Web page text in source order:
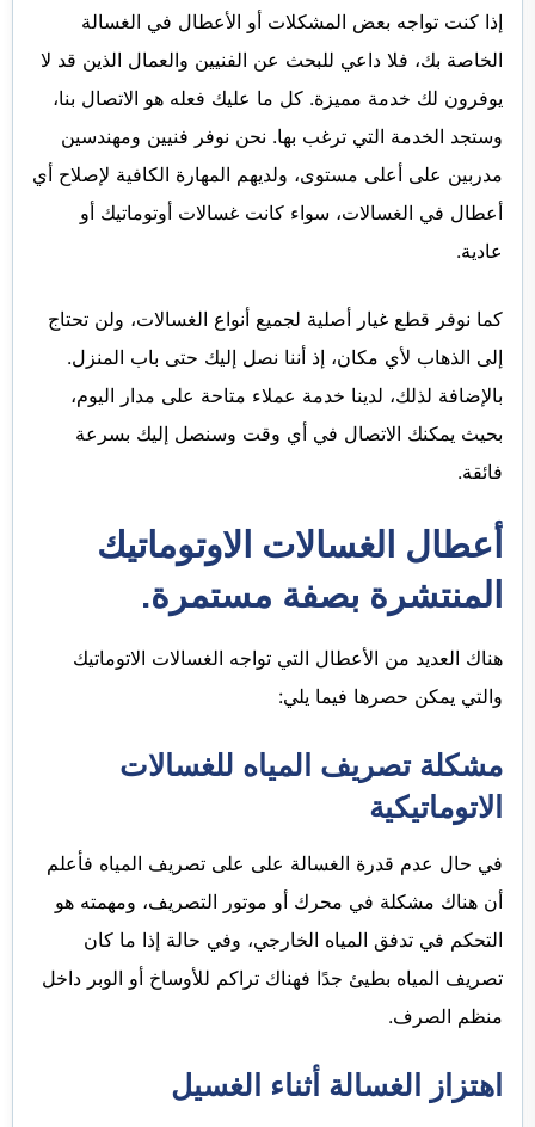
إذا كنت تواجه بعض المشكلات أو الأعطال في الغسالة
الخاصة بك، فلا داعي للبحث عن الفنيين والعمال الذين قد لا
يوفرون لك خدمة مميزة. كل ما عليك فعله هو الاتصال بنا،
وستجد الخدمة التي ترغب بها. نحن نوفر فنيين ومهندسين
مدربين على أعلى مستوى، ولديهم المهارة الكافية لإصلاح أي
أعطال في الغسالات، سواء كانت غسالات أوتوماتيك أو
عادية.
كما نوفر قطع غيار أصلية لجميع أنواع الغسالات، ولن تحتاج
إلى الذهاب لأي مكان، إذ أننا نصل إليك حتى باب المنزل.
بالإضافة لذلك، لدينا خدمة عملاء متاحة على مدار اليوم،
بحيث يمكنك الاتصال في أي وقت وسنصل إليك بسرعة
فائقة.
أعطال الغسالات الاوتوماتيك
المنتشرة بصفة مستمرة.
هناك العديد من الأعطال التي تواجه الغسالات الاتوماتيك
والتي يمكن حصرها فيما يلي:
مشكلة تصريف المياه للغسالات
الاتوماتيكية
في حال عدم قدرة الغسالة على على تصريف المياه فأعلم
أن هناك مشكلة في محرك أو موتور التصريف، ومهمته هو
التحكم في تدفق المياه الخارجي، وفي حالة إذا ما كان
تصريف المياه بطيئ جدًا فهناك تراكم للأوساخ أو الوبر داخل
منظم الصرف.
اهتزاز الغسالة أثناء الغسيل